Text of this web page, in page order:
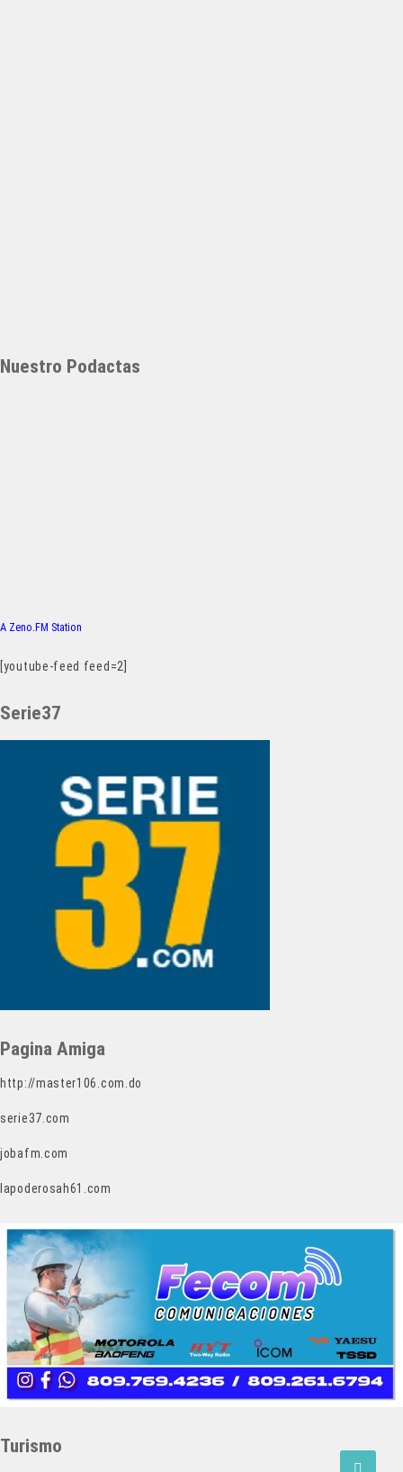
Nuestro Podactas
A Zeno.FM Station
[youtube-feed feed=2]
Serie37
Pagina Amiga
http://master106.com.do
serie37.com
jobafm.com
lapoderosah61.com
Turismo